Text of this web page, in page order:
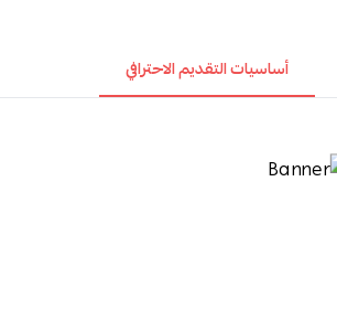
أساسيات التقديم الاحترافي